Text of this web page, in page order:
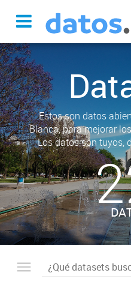
Estos son datos
Blanca, para mejorar
Los datos son tuyos,